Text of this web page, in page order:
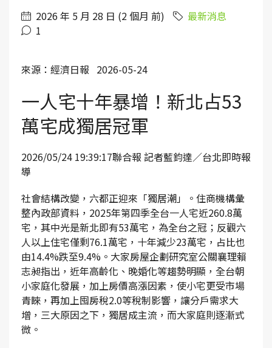
2026 年 5 月 28 日 (2 個月 前)
最新消息
1
來源：經濟日報 2026-05-24
一人宅十年暴增！新北占53
萬宅成獨居冠軍
2026/05/24 19:39:17聯合報 記者藍鈞達／台北即時報
導
社會結構改變，六都正迎來「獨居潮」。住商機構彙
整內政部資料，2025年第四季全台一人宅近260.8萬
宅，其中光是新北即有53萬宅，為全台之冠；反觀六
人以上住宅僅剩76.1萬宅，十年減少23萬宅，占比也
由14.4%跌至9.4%。大家房屋企劃研究室公關襄理賴
志昶指出，近年高齡化、晚婚化等趨勢明顯，全台朝
小家庭化發展，加上房價高漲因素，使小宅更受市場
青睞，再加上囤房稅2.0等稅制影響，讓分戶需求大
增，三大原因之下，獨居成主流，而大家庭則逐漸式
微。